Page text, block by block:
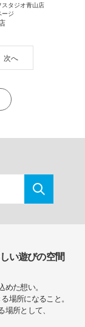
スタジオ青山店
ージ
次へ
い遊びの空間
た想い。
場所になること。
所として、